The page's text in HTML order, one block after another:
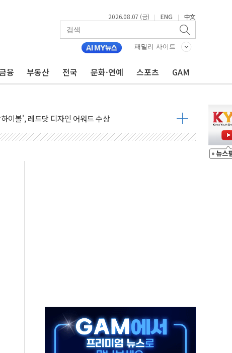
2026.08.07 (금) | ENG | 中文
패밀리 사이트
융 부동산 전국 문화·연예 스포츠 GAM
주담대 신규 취급 중단
한글 디자인 협업 제품 전달
자 청와대로 초청해 사과…"국가가 책임 다하겠다"
슨 9주년 여름 기획세트 출시
화큐셀·OCI '반색'…비중국산 부담은 변수
털자산 커스터디' 사업 맡는다
도 열대야에 피로 누적 '건강 적신호'
..."맘대로 팔지도 못하는데 무슨 기축통화"
익 4배 '껑충'…전부문 약진
강자' 다이소·시코르…뷰티 유통 지각변동 본격화
두산퓨얼셀, SOFC에 사활